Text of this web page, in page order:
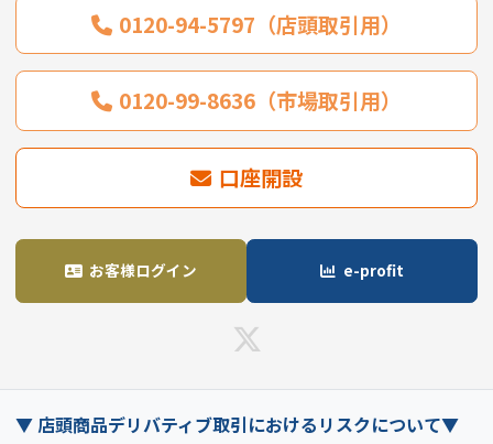
0120-94-5797（店頭取引用）
0120-99-8636（市場取引用）
口座開設
お客様ログイン e-profit
▼ 店頭商品デリバティブ取引におけるリスクについて▼